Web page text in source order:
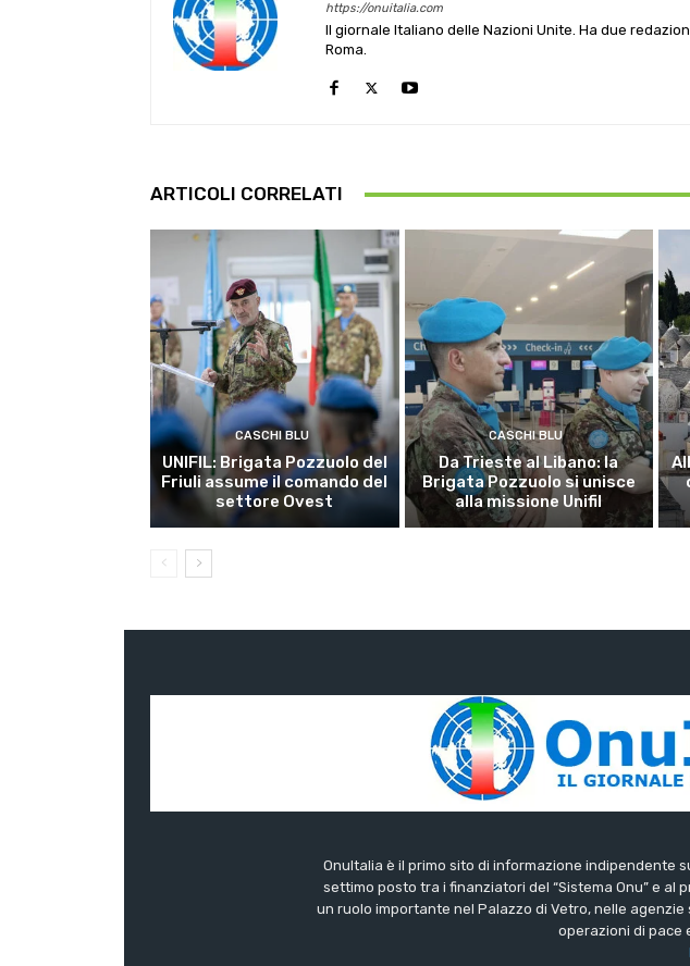
https://onuitalia.com
Il giornale Italiano delle Nazioni Unite. Ha due
Roma.
ARTICOLI CORRELATI
CASCHI BLU
UNIFIL: Brigata Pozzuolo del
Friuli assume il comando del
settore Ovest
CASCHI BLU
Da Trieste al Libano: la
Brigata Pozzuolo si unisce
alla missione Unifil
OnuItalia è il primo sito di informazione indipendente
settimo posto tra i finanziatori del “Sistema Onu” e al
un ruolo importante nel Palazzo di Vetro, nelle
operazioni di pace